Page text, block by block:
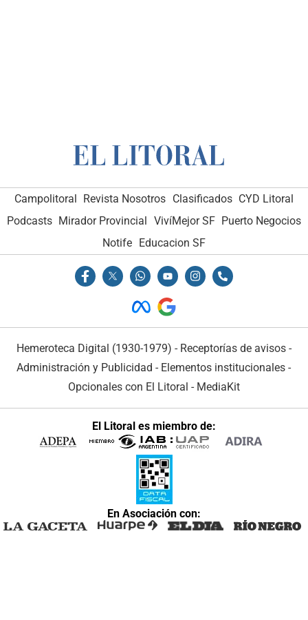
Campolitoral Revista Nosotros Clasificados CYD Litoral
Podcasts Mirador Provincial VivíMejor SF Puerto Negocios
Notife Educacion SF
Hemeroteca Digital (1930-1979) - Receptorías de avisos -
Administración y Publicidad - Elementos institucionales -
Opcionales con El Litoral - MediaKit
El Litoral es miembro de:
En Asociación con: